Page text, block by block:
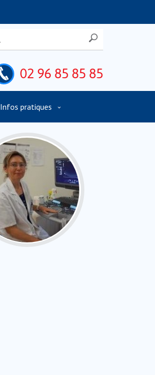
02 96 85 85 85
Infos pratiques